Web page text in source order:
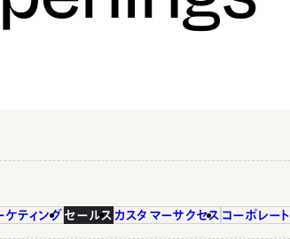
ケティング セールス カスタマーサクセス コーポレート